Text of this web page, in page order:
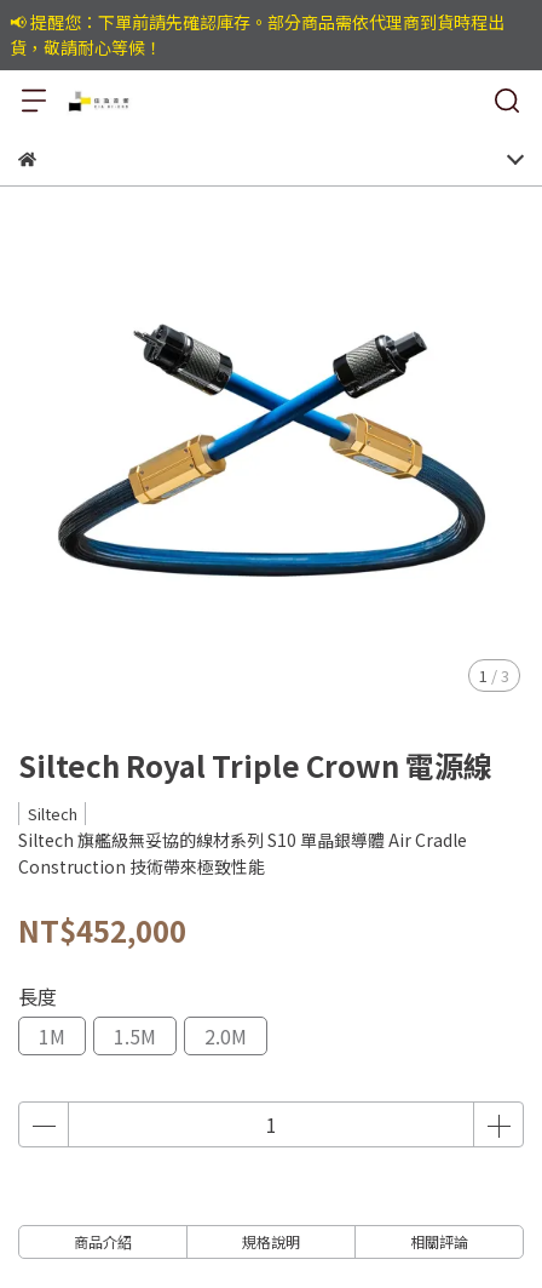
📢 提醒您：下單前請先確認庫存。部分商品需依代理商到貨時程出
貨，敬請耐心等候！
1 /3
Siltech Royal Triple Crown 電源線
Siltech
Siltech 旗艦級無妥協的線材系列 S10 單晶銀導體 Air Cradle
Construction 技術帶來極致性能
NT$452,000
長度
1M
1.5M 2.0M
商品介紹 規格說明 相關評論